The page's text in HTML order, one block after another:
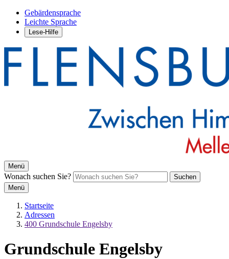
Gebärdensprache
Leichte Sprache
Lese-Hilfe
Menü
Wonach suchen Sie?
Suchen
Menü
Startseite
Adressen
400 Grundschule Engelsby
Grundschule Engelsby